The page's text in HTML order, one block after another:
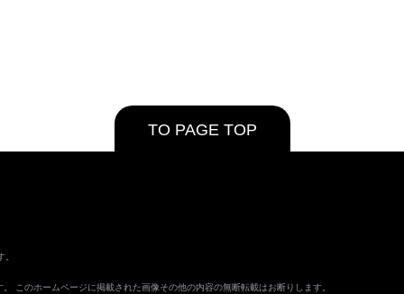
TO PAGE TOP
このホームページに掲載された画像その他の内容の無断転載はお断りします。